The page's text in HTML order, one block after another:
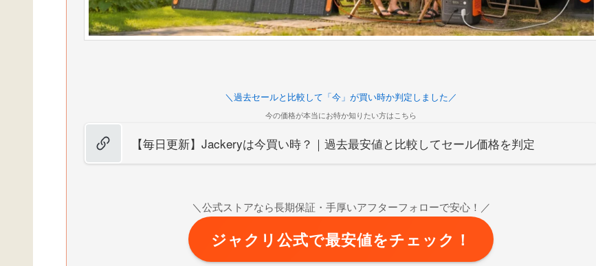
＼過去セールと比較して「今」が買い時か判定しました／
今の価格が本当にお特か知りたい方はこちら
【毎日更新】Jackeryは今買い時？｜過去最安値と比較してセール価格を判定
＼公式ストアなら長期保証・手厚いアフターフォローで安心！／
ジャクリ公式で最安値をチェック！